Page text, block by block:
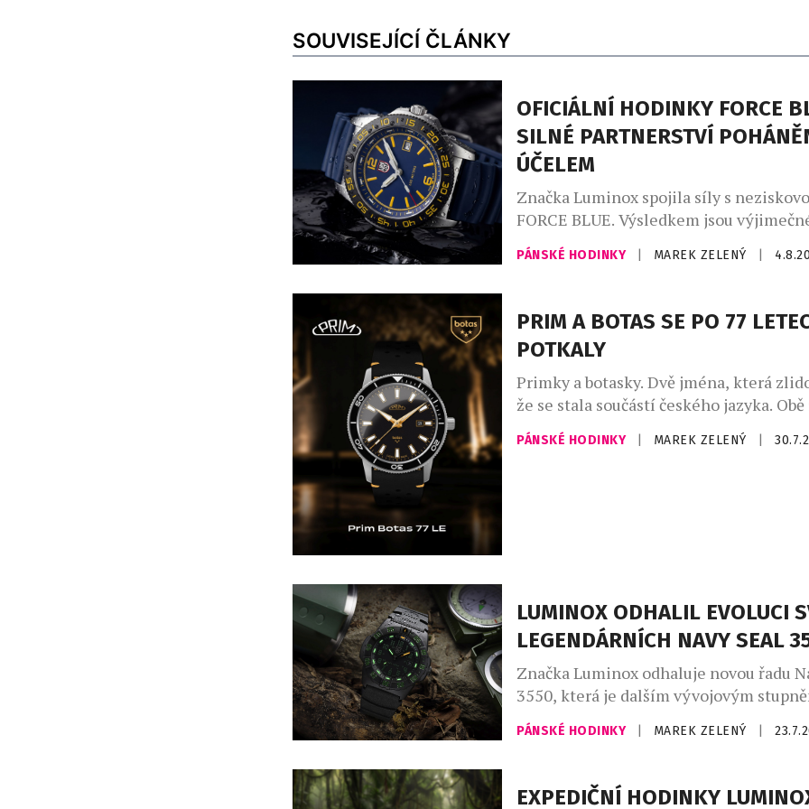
SOUVISEJÍCÍ ČLÁNKY
OFICIÁLNÍ HODINKY FORCE
SILNÉ PARTNERSTVÍ
ÚČELEM
Značka Luminox spojila síly s
FORCE BLUE. Výsledkem jsou
jejichž vznikem stojí elitní vojenští
dnes místo bojových operací zachraňují
byly od začátku do konce formovány
podněty vysloužilých členů Navy SEALs
ze speciálních jednotek. Jsou určeny
PÁNSKÉ HODINKY MAREK ZELENÝ
PRIM A BOTAS SE PO 77
POTKALY
Primky a botasky. Dvě jména, která
že se stala součástí českého jazyka. Obě
vznikly v roce 1949 a po
poprvé setkaly na jednom výrobku.
PÁNSKÉ HODINKY MAREK ZELENÝ
LUMINOX ODHALIL EVOLUCI
LEGENDÁRNÍCH NAVY SEAL
Značka Luminox odhaluje novou řadu
3550, která je dalším vývojovým
nejikoničtější kolekce. Novinka,
let spolupráce s americkými
odolnost a taktický výkon. Přichází však
PÁNSKÉ HODINKY MAREK ZELENÝ
EXPEDIČNÍ HODINKY